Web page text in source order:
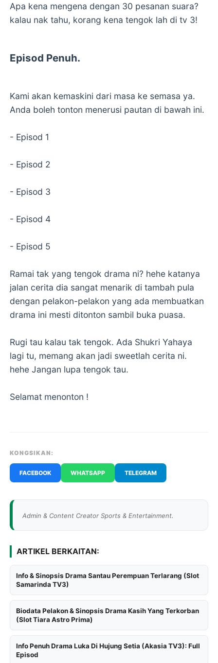
Apa kena mengena dengan 30 pesanan suara?
kalau nak tahu, korang kena tengok lah di tv 3!
Episod Penuh.
Kami akan kemaskini dari masa ke semasa ya.
Anda boleh tonton menerusi pautan di bawah ini.
- Episod 1
- Episod 2
- Episod 3
- Episod 4
- Episod 5
Ramai tak yang tengok drama ni? hehe katanya
jalan cerita dia sangat menarik di tambah pula
dengan pelakon-pelakon yang ada membuatkan
drama ini mesti ditonton sambil buka puasa.
Rugi tau kalau tak tengok. Ada Shukri Yahaya
lagi tu, memang akan jadi sweetlah cerita ni.
hehe Jangan lupa tengok tau.
Selamat menonton !
KONGSIKAN:
FACEBOOK WHATSAPP TELEGRAM
Admin & Content Creator Sports & Entertainment.
ARTIKEL BERKAITAN:
Info & Sinopsis Drama Santau Perempuan Terlarang (Slot
Samarinda TV3)
Biodata Pelakon & Sinopsis Drama Kasih Yang Terkorban
(Slot Tiara Astro Prima)
Info Penuh Drama Luka Di Hujung Setia (Akasia TV3): Full
Episod